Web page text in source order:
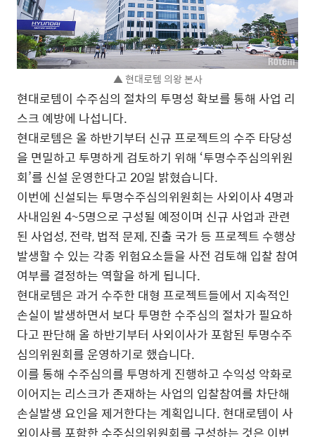
▲ 현대로템 의왕 본사
현대로템이 수주심의 절차의 투명성 확보를 통해 사업 리
스크 예방에 나섭니다.
현대로템은 올 하반기부터 신규 프로젝트의 수주 타당성
을 면밀하고 투명하게 검토하기 위해 ‘투명수주심의위원
회’를 신설 운영한다고 20일 밝혔습니다.
이번에 신설되는 투명수주심의위원회는 사외이사 4명과
사내임원 4~5명으로 구성될 예정이며 신규 사업과 관련
된 사업성, 전략, 법적 문제, 진출 국가 등 프로젝트 수행상
발생할 수 있는 각종 위험요소들을 사전 검토해 입찰 참여
여부를 결정하는 역할을 하게 됩니다.
현대로템은 과거 수주한 대형 프로젝트들에서 지속적인
손실이 발생하면서 보다 투명한 수주심의 절차가 필요하
다고 판단해 올 하반기부터 사외이사가 포함된 투명수주
심의위원회를 운영하기로 했습니다.
이를 통해 수주심의를 투명하게 진행하고 수익성 악화로
이어지는 리스크가 존재하는 사업의 입찰참여를 차단해
손실발생 요인을 제거한다는 계획입니다. 현대로템이 사
외이사를 포함한 수주심의위원회를 구성하는 것은 이번